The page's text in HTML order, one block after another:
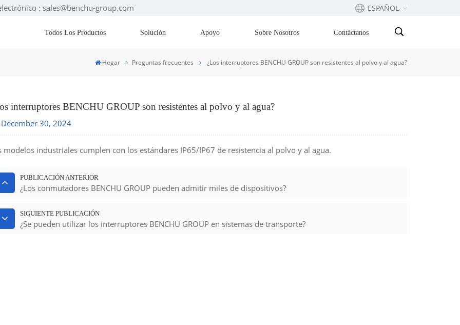
: sales@benchu-group.com ESPAÑOL
Todos Los Productos Solución Apoyo Sobre Nosotros Contáctanos
Hogar Preguntas frecuentes ¿Los interruptores BENCHU GROUP son resistentes al polvo y al agua?
interruptores BENCHU GROUP son resistentes al polvo y al agua?
December 30, 2024
modelos industriales cumplen con los estándares IP65/IP67 de resistencia al polvo y al agua.
PUBLICACIÓN ANTERIOR
¿Los conmutadores BENCHU GROUP pueden admitir miles de dispositivos?
SIGUIENTE PUBLICACIÓN
¿Se pueden utilizar los interruptores BENCHU GROUP en sistemas de transporte?